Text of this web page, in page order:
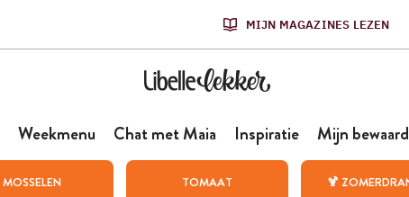
MIJN MAGAZINES LEZEN
Weekmenu Chat met Maia Inspiratie Mijn
MOSSELEN TOMAAT 🍹